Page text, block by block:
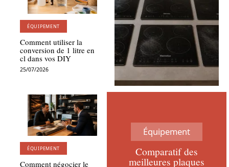
ÉQUIPEMENT
Comment utiliser la
conversion de 1 litre en
cl dans vos DIY
25/07/2026
ÉQUIPEMENT
Comment négocier le
Équipement
Comparatif des
meilleures plaques